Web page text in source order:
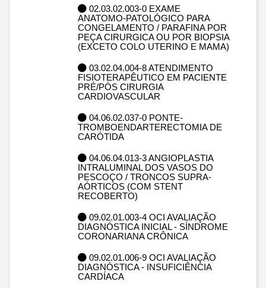
02.03.02.003-0 EXAME
ANATOMO-PATOLÓGICO PARA
CONGELAMENTO / PARAFINA POR
PEÇA CIRURGICA OU POR BIOPSIA
(EXCETO COLO UTERINO E MAMA)
03.02.04.004-8 ATENDIMENTO
FISIOTERAPÊUTICO EM PACIENTE
PRÉ/PÓS CIRURGIA
CARDIOVASCULAR
04.06.02.037-0 PONTE-
TROMBOENDARTERECTOMIA DE
CARÓTIDA
04.06.04.013-3 ANGIOPLASTIA
INTRALUMINAL DOS VASOS DO
PESCOÇO / TRONCOS SUPRA-
AÓRTICOS (COM STENT
RECOBERTO)
09.02.01.003-4 OCI AVALIAÇÃO
DIAGNÓSTICA INICIAL - SÍNDROME
CORONARIANA CRÔNICA
09.02.01.006-9 OCI AVALIAÇÃO
DIAGNÓSTICA - INSUFICIÊNCIA
CARDÍACA